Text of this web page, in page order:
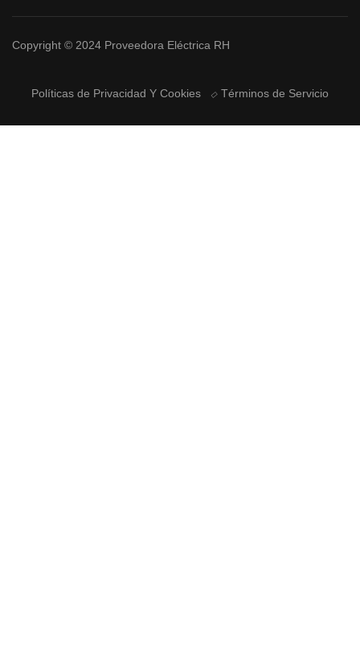
Copyright © 2024 Proveedora Eléctrica RH
Políticas de Privacidad Y Cookies Términos de Servicio